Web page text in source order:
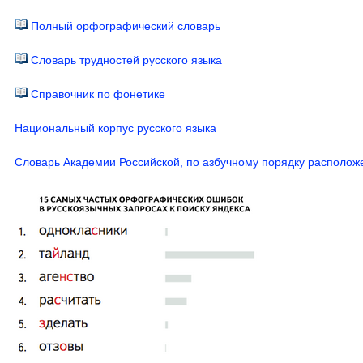
Полный орфографический словарь
Словарь трудностей русского языка
Справочник по фонетике
Национальный корпус русского языка
Словарь Академии Российской, по азбучному порядку